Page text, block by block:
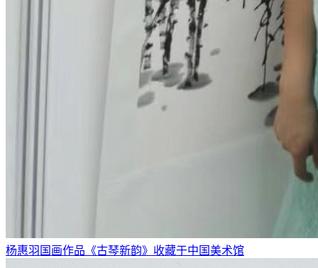
杨惠羽国画作品《古琴新韵》收藏于中国美术馆